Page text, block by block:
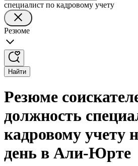
специалист по кадровому учету
Резюме
Найти
Резюме
должность
кадровому учету
день в Али-Юрте